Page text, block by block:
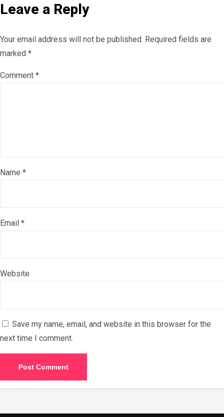
Leave a Reply
Your email address will not be published. Required fields are
marked *
Comment *
Name *
Email *
Website
Save my name, email, and website in this browser for the
next time I comment.